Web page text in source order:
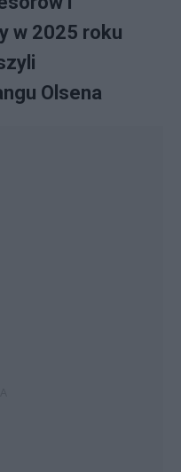
w 2025 roku
Olsena